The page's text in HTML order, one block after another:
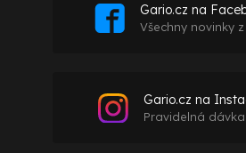
Gario.cz na
Všechny novinky
Gario.cz na
Pravidelná